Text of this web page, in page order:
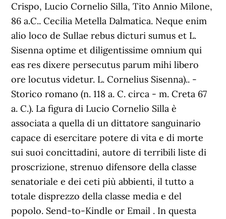
Crispo, Lucio Cornelio Silla, Tito Annio Milone,
86 a.C.. Cecilia Metella Dalmatica. Neque enim
alio loco de Sullae rebus dicturi sumus et L.
Sisenna optime et diligentissime omnium qui
eas res dixere persecutus parum mihi libero
ore locutus videtur. L. Cornelius Sisenna).. -
Storico romano (n. 118 a. C. circa - m. Creta 67
a. C.). La figura di Lucio Cornelio Silla è
associata a quella di un dittatore sanguinario
capace di esercitare potere di vita e di morte
sui suoi concittadini, autore di terribili liste di
proscrizione, strenuo difensore della classe
senatoriale e dei ceti più abbienti, il tutto a
totale disprezzo della classe media e del
popolo. Send-to-Kindle or Email . In questa